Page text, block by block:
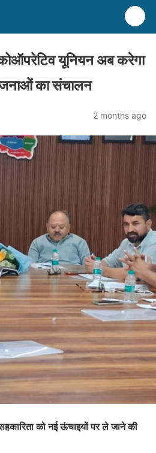
यूनियन अब करेगा
का संचालन
2 months ago
को नई ऊंचाइयों पर ले जाने की